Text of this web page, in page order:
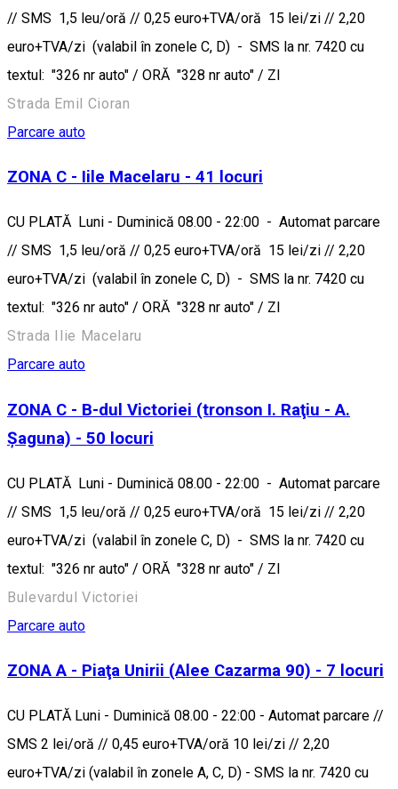
// SMS 1,5 leu/oră // 0,25 euro+TVA/oră 15 lei/zi // 2,20
euro+TVA/zi (valabil în zonele C, D) - SMS la nr. 7420 cu
textul: "326 nr auto" / ORĂ "328 nr auto" / ZI
Strada Emil Cioran
Parcare auto
ZONA C - Iile Macelaru - 41 locuri
CU PLATĂ Luni - Duminică 08.00 - 22:00 - Automat parcare
// SMS 1,5 leu/oră // 0,25 euro+TVA/oră 15 lei/zi // 2,20
euro+TVA/zi (valabil în zonele C, D) - SMS la nr. 7420 cu
textul: "326 nr auto" / ORĂ "328 nr auto" / ZI
Strada Ilie Macelaru
Parcare auto
ZONA C - B-dul Victoriei (tronson I. Raţiu - A.
Şaguna) - 50 locuri
CU PLATĂ Luni - Duminică 08.00 - 22:00 - Automat parcare
// SMS 1,5 leu/oră // 0,25 euro+TVA/oră 15 lei/zi // 2,20
euro+TVA/zi (valabil în zonele C, D) - SMS la nr. 7420 cu
textul: "326 nr auto" / ORĂ "328 nr auto" / ZI
Bulevardul Victoriei
Parcare auto
ZONA A - Piaţa Unirii (Alee Cazarma 90) - 7 locuri
CU PLATĂ Luni - Duminică 08.00 - 22:00 - Automat parcare //
SMS 2 lei/oră // 0,45 euro+TVA/oră 10 lei/zi // 2,20
euro+TVA/zi (valabil în zonele A, C, D) - SMS la nr. 7420 cu